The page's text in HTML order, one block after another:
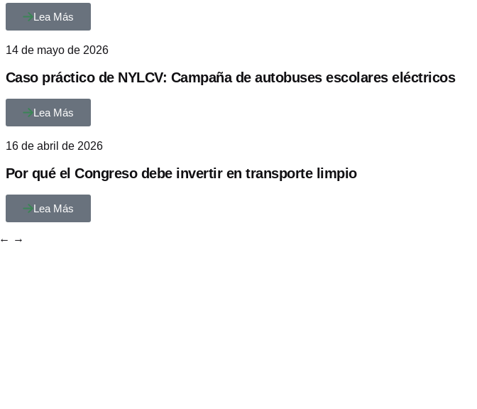
Lea Más
14 de mayo de 2026
Caso práctico de NYLCV: Campaña de autobuses escolares eléctricos
Lea Más
16 de abril de 2026
Por qué el Congreso debe invertir en transporte limpio
Lea Más
← →